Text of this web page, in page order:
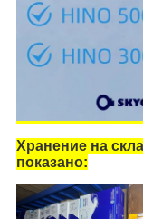
Хранение на
показано: